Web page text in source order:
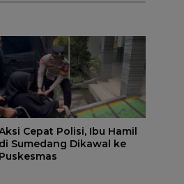
Cepat Polisi, Ibu Hamil
di Sumedang Dikawal ke
Puskesmas